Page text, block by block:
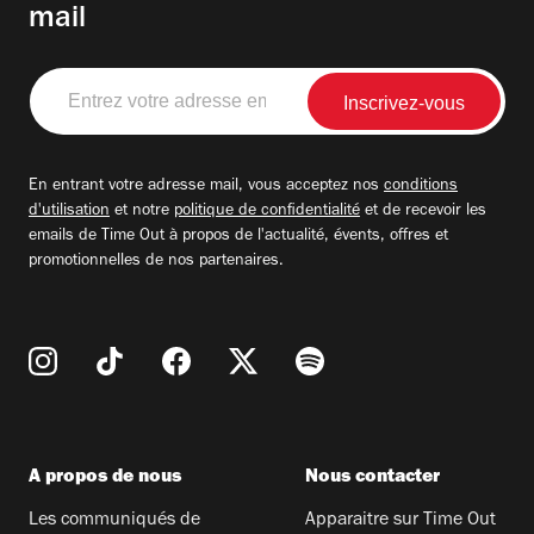
mail
Entrez
votre
adresse
En entrant votre adresse mail, vous acceptez nos conditions
d'utilisation et notre politique de confidentialité et de recevoir les
emails de Time Out à propos de l'actualité, évents, offres et
promotionnelles de nos partenaires.
A propos de nous
Les communiqués de
Nous contacter
Apparaitre sur Time Out